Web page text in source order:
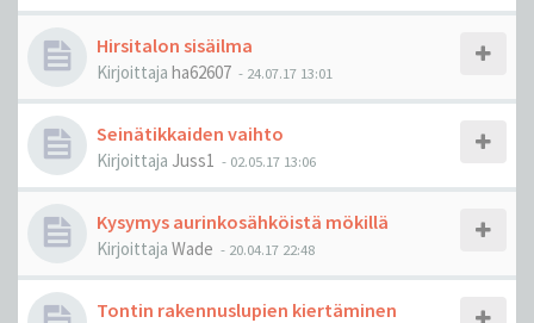
Hirsitalon sisäilma
Kirjoittaja ha62607 - 24.07.17 13:01
Seinätikkaiden vaihto
Kirjoittaja Juss1 - 02.05.17 13:06
Kysymys aurinkosähköistä mökillä
Kirjoittaja Wade - 20.04.17 22:48
Tontin rakennuslupien kiertäminen